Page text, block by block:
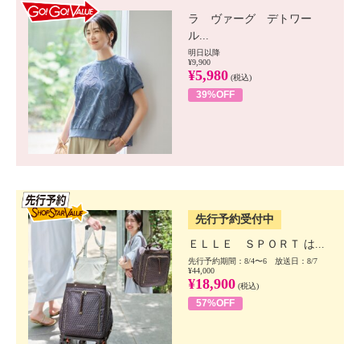
ラ ヴァーグ デトワー
ル...
明日以降
¥9,900
¥5,980 (税込)
39%OFF
先行予約受付中
ＥＬＬＥ ＳＰＯＲＴ は...
先行予約期間：8/4〜6 放送日：8/7
¥44,000
¥18,900 (税込)
57%OFF